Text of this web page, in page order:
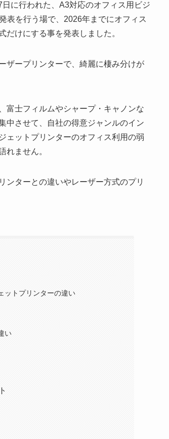
に行われた、A3対応のオフィス用ビジ
表を行う場で、2026年までにオフィス
けにする事を発表しました。
ザープリンターで、綺麗に棲み分けが
富士フィルムやシャープ・キャノンな
中させて、自社の得意ジャンルのイン
ェットプリンターのオフィス利用の弱
れません。
ンターとの違いやレーザー方式のプリ
ットプリンターの違い
い